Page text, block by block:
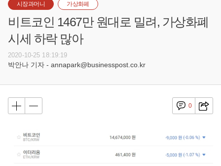
시장과머니 가상화폐
비트코인 1467만 원대로 밀려, 가상화폐
시세 하락 많아
2020-10-25 18:19:19
박안나 기자 - annapark@businesspost.co.kr
0